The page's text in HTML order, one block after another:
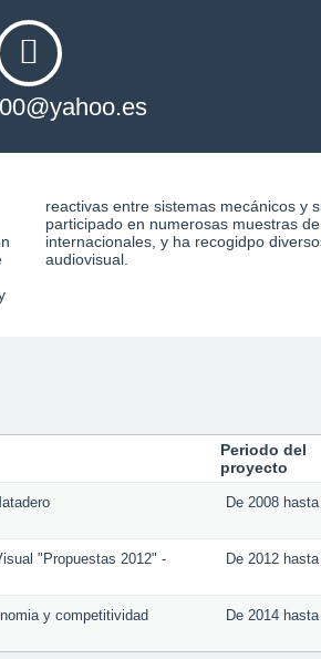
audiovisual.
Periodo del
proyecto
De 2008 hasta
"Propuestas 2012" -
De 2012 hasta
y competitividad De 2014 hasta